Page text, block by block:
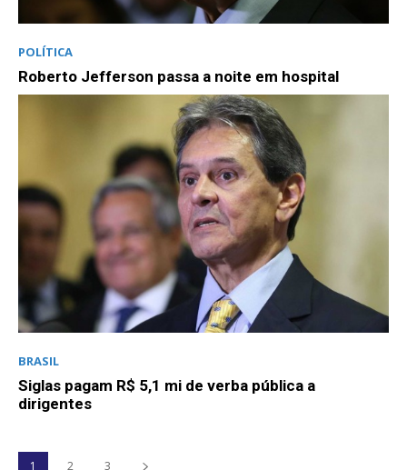
POLÍTICA
Roberto Jefferson passa a noite em hospital
BRASIL
Siglas pagam R$ 5,1 mi de verba pública a
dirigentes
1 2 3